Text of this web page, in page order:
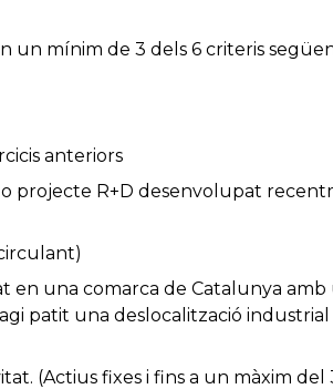
un mínim de 3 dels 6 criteris
anteriors
projecte R+D desenvolupat
una comarca de Catalunya amb
patit una deslocalització
(Actius fixes i fins a un màxim del